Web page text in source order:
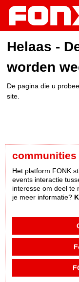
Helaas -
worden
De pagina die u
site.
communities
Het platform FONK
events interactie
interesse om deel te
je meer informatie?